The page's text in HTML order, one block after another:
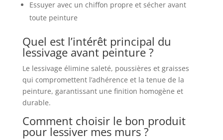
Essuyer avec un chiffon propre et sécher avant
toute peinture
Quel est l’intérêt principal du
lessivage avant peinture ?
Le lessivage élimine saleté, poussières et graisses
qui compromettent l’adhérence et la tenue de la
peinture, garantissant une finition homogène et
durable.
Comment choisir le bon produit
pour lessiver mes murs ?